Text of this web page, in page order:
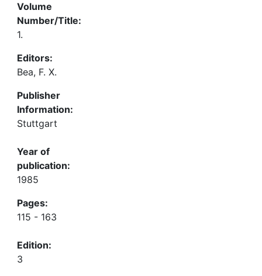
Volume
Number/Title:
1.
Editors:
Bea, F. X.
Publisher
Information:
Stuttgart
Year of
publication:
1985
Pages:
115 - 163
Edition:
3